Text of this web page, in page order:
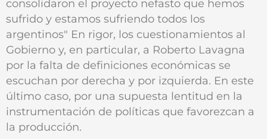
consolidaron el proyecto nefasto que hemos
sufrido y estamos sufriendo todos los
argentinos" En rigor, los cuestionamientos al
Gobierno y, en particular, a Roberto Lavagna
por la falta de definiciones económicas se
escuchan por derecha y por izquierda. En este
último caso, por una supuesta lentitud en la
instrumentación de políticas que favorezcan a
la producción.